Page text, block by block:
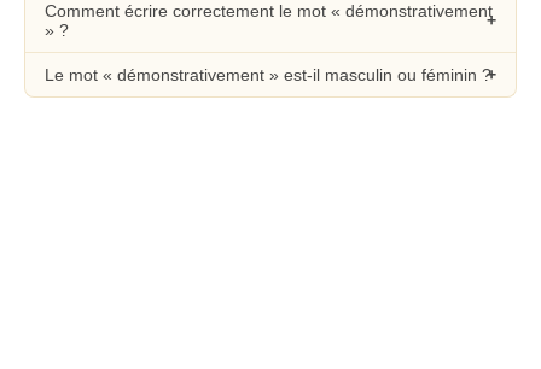
Comment écrire correctement le mot « démonstrativement
» ?
Le mot « démonstrativement » est-il masculin ou féminin ?